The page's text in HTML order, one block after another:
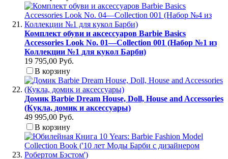
Комплект обуви и аксессуаров Barbie Basics
Accessories Look No. 01—Collection 001 (Набор №1 из
Коллекции №1 для кукол Барби)
19 795,00 Руб.
В корзину
Домик Barbie Dream House, Doll, House and Accessories
(Кукла, домик и аксессуары)
49 995,00 Руб.
В корзину